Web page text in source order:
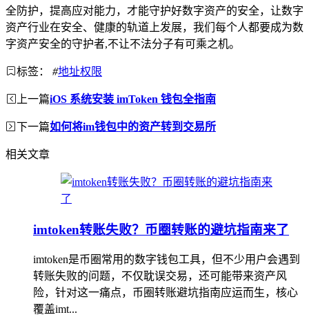
全防护，提高应对能力，才能守护好数字资产的安全，让数字
资产行业在安全、健康的轨道上发展，我们每个人都要成为数
字资产安全的守护者,不让不法分子有可乘之机。
标签： #地址权限
上一篇iOS 系统安装 imToken 钱包全指南
下一篇如何将im钱包中的资产转到交易所
相关文章
imtoken转账失败？币圈转账的避坑指南来了
imtoken是币圈常用的数字钱包工具，但不少用户会遇到
转账失败的问题，不仅耽误交易，还可能带来资产风
险，针对这一痛点，币圈转账避坑指南应运而生，核心
覆盖imt...